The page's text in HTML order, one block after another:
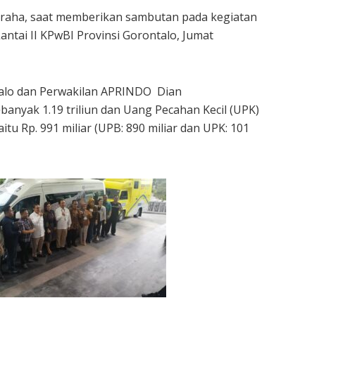
saat memberikan sambutan pada kegiatan
II KPwBI Provinsi Gorontalo, Jumat
dan Perwakilan APRINDO Dian
1.19 triliun dan Uang Pecahan Kecil (UPK)
Rp. 991 miliar (UPB: 890 miliar dan UPK: 101